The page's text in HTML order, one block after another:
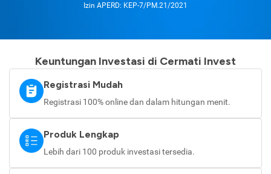
Izin APERD: KEP-7/PM.21/2021
Keuntungan Investasi di Cermati Invest
Registrasi Mudah
Registrasi 100% online dan dalam hitungan menit.
Produk Lengkap
Lebih dari 100 produk investasi tersedia.